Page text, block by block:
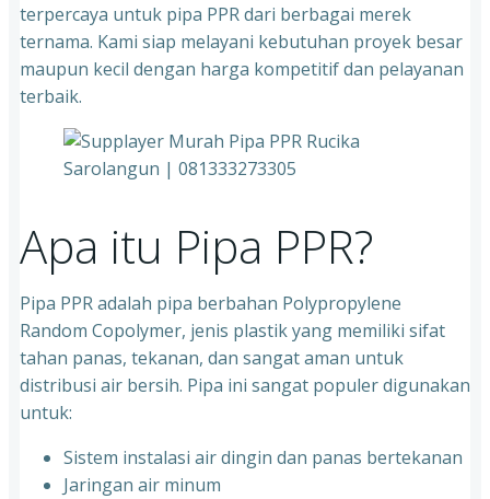
terpercaya untuk pipa PPR dari berbagai merek
ternama. Kami siap melayani kebutuhan proyek besar
maupun kecil dengan harga kompetitif dan pelayanan
terbaik.
Apa itu Pipa PPR?
Pipa PPR adalah pipa berbahan Polypropylene
Random Copolymer, jenis plastik yang memiliki sifat
tahan panas, tekanan, dan sangat aman untuk
distribusi air bersih. Pipa ini sangat populer digunakan
untuk:
Sistem instalasi air dingin dan panas bertekanan
⁠Jaringan air minum